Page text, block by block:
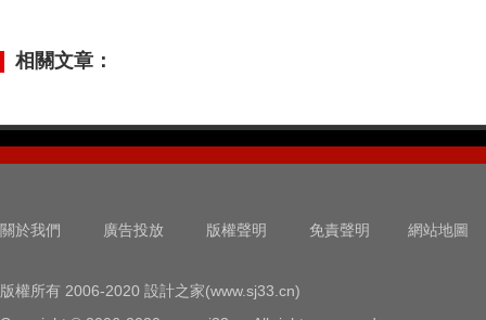
相關文章：
關於我們 廣告投放 版權聲明 免責聲明 網站地圖
版權所有 2006-2020 設計之家(www.sj33.cn)